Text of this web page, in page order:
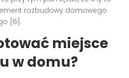
rozbudowy domowego
[6].
miejsce
w domu?